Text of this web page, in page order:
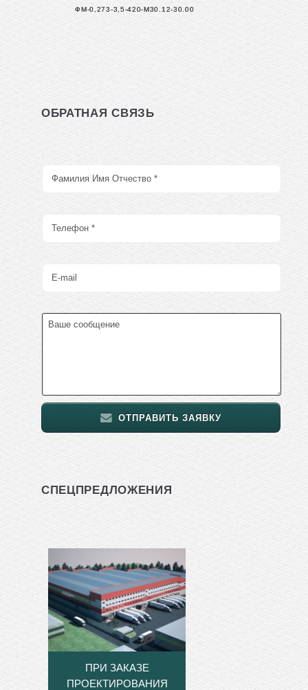
ФМ-0,273-3,5-420-М30.12-30.00
ОБРАТНАЯ СВЯЗЬ
ОТПРАВИТЬ ЗАЯВКУ
СПЕЦПРЕДЛОЖЕНИЯ
ПРИ ЗАКАЗЕ
ПРОЕКТИРОВАНИЯ